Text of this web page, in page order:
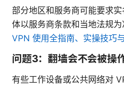
部分地区和服务商可能要求
体以服务商条款和当地法规为
VPN 使用全指南、实操技巧
问题3：翻墙会不会被操
有些工作设备或公共网络对